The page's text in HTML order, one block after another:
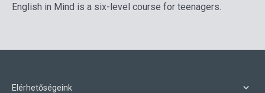
English in Mind is a six-level course for teenagers.
Elérhetőségeink